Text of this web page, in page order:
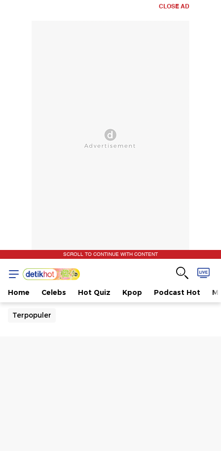
CLOSE AD
SCROLL TO CONTINUE WITH CONTENT
Home Celebs Hot Quiz Kpop Podcast Hot
Terpopuler